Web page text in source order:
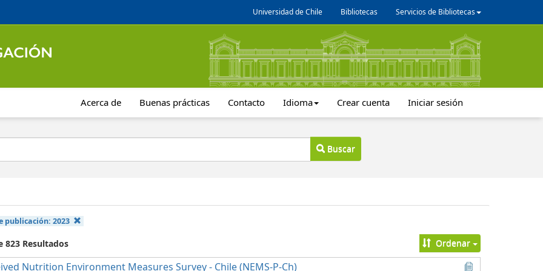
Universidad de Chile Bibliotecas Servicios de Bibliotecas
Acerca de Buenas prácticas Contacto Idioma Crear cuenta Iniciar sesión
Buscar
publicación: 2023
823 Resultados Ordenar
Nutrition Environment Measures Survey - Chile (NEMS-P-Ch)